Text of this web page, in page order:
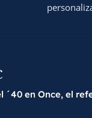
´40 en Once, el